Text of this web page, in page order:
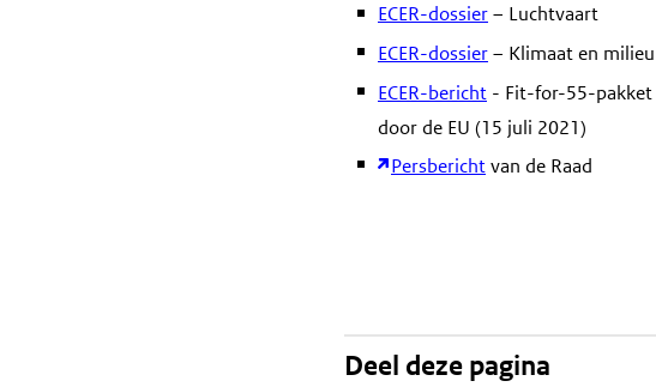
ECER-dossier– Luchtvaart
ECER-dossier– Klimaat en milieu
ECER-bericht - Fit-for-55-pakket
door de EU (15 juli 2021)
Persberichtvan de Raad
Deel deze pagina